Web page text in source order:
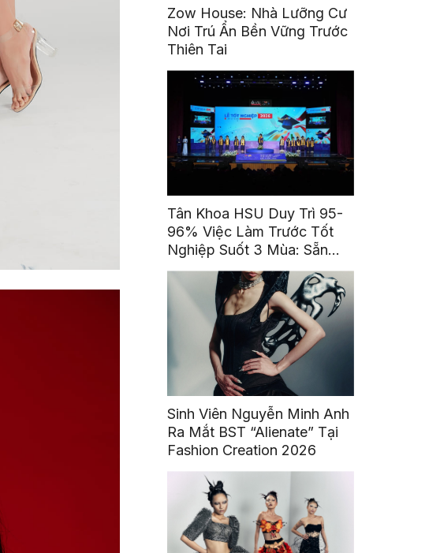
Zow House: Nhà Lưỡng Cư
Nơi Trú Ẩn Bền Vững Trước
Thiên Tai
Tân Khoa HSU Duy Trì 95-
96% Việc Làm Trước Tốt
Nghiệp Suốt 3 Mùa: Sẵn
Sàng Trở Thành Những Cái
Tên Được Tin Cậy
Sinh Viên Nguyễn Minh Anh
Ra Mắt BST “Alienate” Tại
Fashion Creation 2026